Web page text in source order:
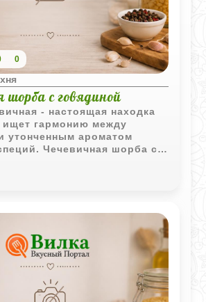
0
шорба с говядиной
- настоящая находка
ищет гармонию между
утонченным ароматом
Чечевичная шорба с
густой и
а добавление корицы и
для семейного обеда,
энергией.